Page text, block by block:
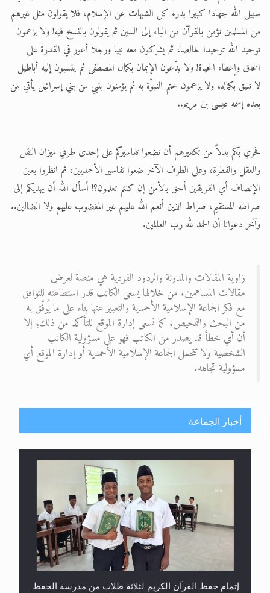
سبيل الله جهادا كبيرا بدرء كل الشبهات عن الإسلام، فلا يقولون مثل غيرهم
من المسلمين نؤمن بالقرآن من الباء إلى السين ثم يقولون بالنسخ فيه! ولا يزعمون
توحيد الله توحيدا خالصا، ثم يشركون معه نبيا ورجلا أعور في القدرة على
الخلق وإعطاء الحياة! ولا يدّعون الإيمان بكمال المصطفى ثم ينسبون إليه أباطيل
لا تليق بكماله، ولا يزعمون ختم النبوّة به ثم يؤمنون بنبي من بني إسرائيل يأتي من
بعده إسمه عيسى بن مريم..
فحري بكم بدلاً من تكفيرهم أن تضعوا تفاسيركم على إحدى طرفي ميزان النقل
والعقل والفطرة، وعلى الطرف الآخر ضعوا تفاسير الأحمديين، ثم انظروا بعين
الإنصاف أي الفريقين أحق بالأمن إن كنتم تعلمون؟! أسأل الله أن يهديكم إلى
صراطه المستقيم، صراط الذين أنعم الله عليهم غير المغضوب عليهم ولا الضالين..
وآخر دعوانا أن الحمد لله رب العالمين.
زاوية المقالات والمدونة والردود الفردية هي منصة لعرض
مقالات المساهمين. من خلالها يسعى الكاتب قدر استطاعته للتوافق
مع فكر الجماعة الإسلامية الأحمدية والتعبير عنها بناء على ما يُوفّق به
من البحث والتمحيص، كما تسعى إدارة الموقع للتأكد من ذلك؛ إلا
أن أي خطأ قد يصدر من الكاتب فهو على مسؤولية الكاتب
الشخصية ولا تتحمل الجماعة الإسلامية الأحمدية أو إدارة الموقع أي
مسؤولية تجاهه.
أخبار الجماعة
إتمام حفظ القرآن الكريم لثلاثة طلاب من مدرسة الحفظ